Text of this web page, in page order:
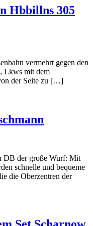
Hbbillns 305
vermehrt gegen den
Lkws mit dem
der Seite zu […]
DB der große Wurf: Mit
schnelle und bequeme
die Oberzentren der